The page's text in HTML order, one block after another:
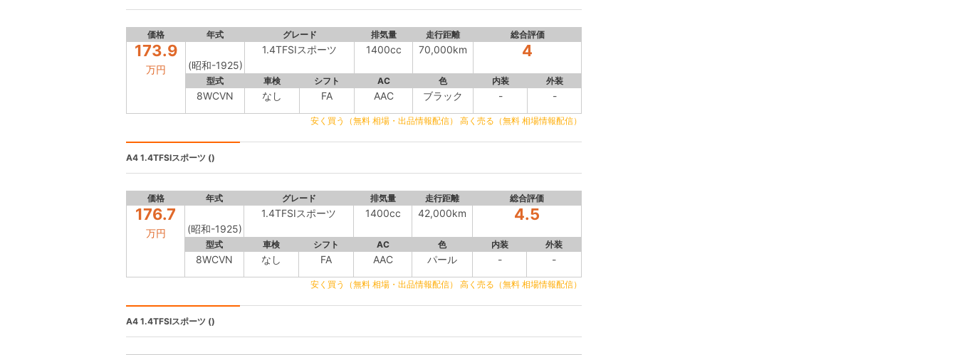
価格 年式 グレード 排気量 走行距離 総合評価
173.9
万円 (昭和-1925)
1.4TFSIスポーツ 1400cc 70,000km 4
型式 車検 シフト AC 色 内装 外装
8WCVN なし FA AAC ブラック - -
安く買う（無料 相場・出品情報配信） 高く売る（無料 相場情報配信）
A4 1.4TFSIスポーツ ()
価格 年式 グレード 排気量 走行距離 総合評価
176.7
万円 (昭和-1925)
1.4TFSIスポーツ 1400cc 42,000km 4.5
型式 車検 シフト AC 色 内装 外装
8WCVN なし FA AAC パール - -
安く買う（無料 相場・出品情報配信） 高く売る（無料 相場情報配信）
A4 1.4TFSIスポーツ ()